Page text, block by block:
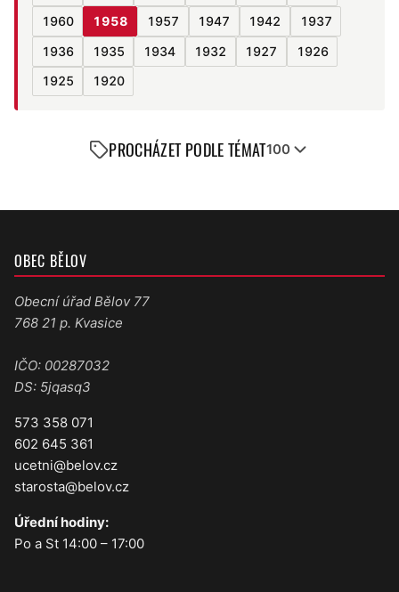
1960
1958 1957 1947 1942
1937
1936
1935 1934 1932 1927
1926
1925
1920
PROCHÁZET PODLE TÉMAT100
OBEC BĚLOV
Obecní úřad Bělov 77
768 21 p. Kvasice
IČO: 00287032
DS: 5jqasq3
573 358 071
602 645 361
ucetni@belov.cz
starosta@belov.cz
Úřední hodiny:
Po a St 14:00 – 17:00